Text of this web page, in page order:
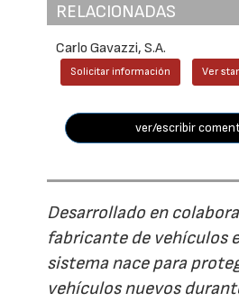
RELACIONADAS
Carlo Gavazzi, S.A.
Solicitar información Ver
ver/escribir
Desarrollado en
fabricante de vehículos
sistema nace para
vehículos nuevos